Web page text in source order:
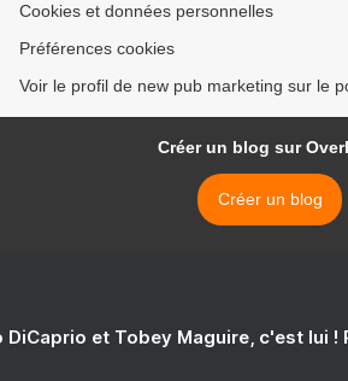
Cookies et données personnelles
Préférences cookies
Voir le profil de new pub marketing sur le
Créer un blog sur
Créer un blog
DiCaprio et Tobey Maguire, c'est lui